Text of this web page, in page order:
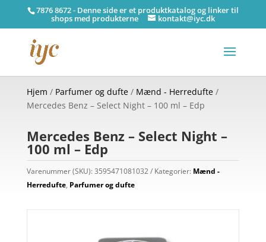
7876 8672 - Denne side er et produktkatalog og linker til
shops med produkterne kontakt@iyc.dk
Hjem / Parfumer og dufte/ Mænd - Herredufte/
Mercedes Benz – Select Night – 100 ml – Edp
Mercedes Benz – Select Night –
100 ml – Edp
Varenummer (SKU):3595471081032 Kategorier: Mænd -
Herredufte, Parfumer og dufte